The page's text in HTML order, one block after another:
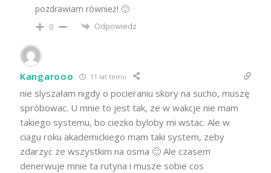
pozdrawiam również! 🙂
0 Odpowiedz
Kangarooo 11 lat temu
nie slyszałam nigdy o pocieraniu skory na sucho, muszę
spróbowac. U mnie to jest tak, ze w wakcje nie mam
takiego systemu, bo ciezko byloby mi wstac. Ale w
ciagu roku akademickiego mam taki system, zeby
zdarzyc ze wszystkim na osma 🙂 Ale czasem
denerwuje mnie ta rutyna i musze sobie cos